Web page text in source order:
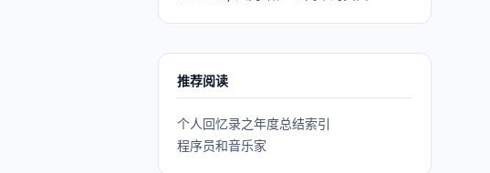
推荐阅读
个人回忆录之年度总结索引
程序员和音乐家